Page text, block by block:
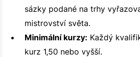
sázky podané na trhy
mistrovství světa.
Minimální kurzy: Každý
kurz 1,50 nebo vyšší.